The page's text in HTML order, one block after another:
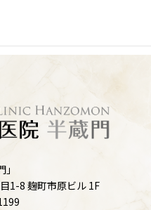
1-8 麹町市原ビル 1F